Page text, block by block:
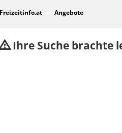
Freizeitinfo.at Angebote
Ihre Suche brachte